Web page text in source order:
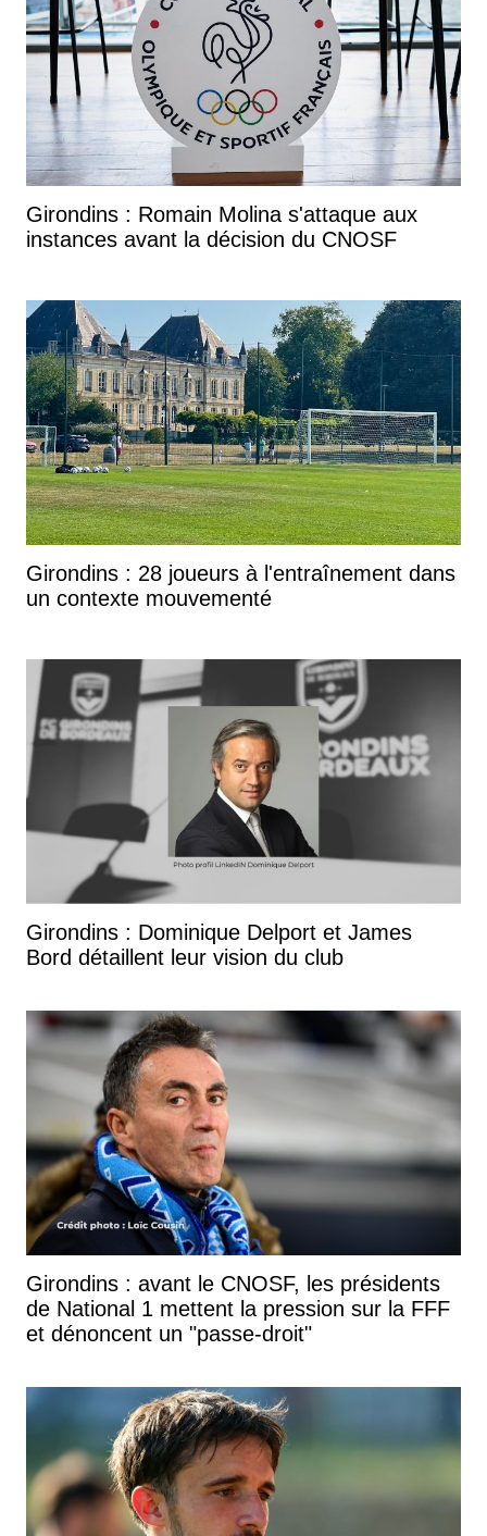
Girondins : Romain Molina s'attaque aux
instances avant la décision du CNOSF
Girondins : 28 joueurs à l'entraînement dans
un contexte mouvementé
Girondins : Dominique Delport et James
Bord détaillent leur vision du club
Girondins : avant le CNOSF, les présidents
de National 1 mettent la pression sur la FFF
et dénoncent un "passe-droit"